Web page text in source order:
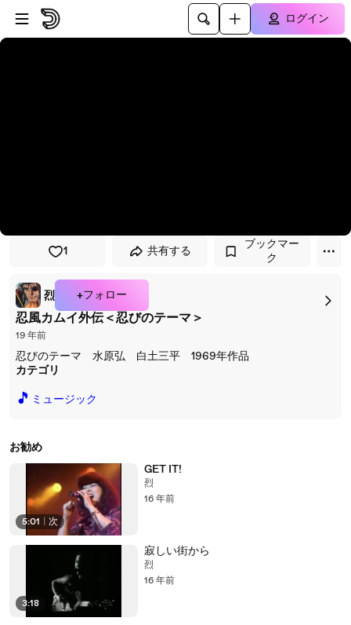
プレイヤーにスキップ
メインコンテンツにスキップ
ログイン
1 共有する
ブックマー
ク
烈 +フォロー
忍風カムイ外伝＜忍びのテーマ＞
19 年前
忍びのテーマ 水原弘 白土三平 1969年作品
カテゴリ
🎵 ミュージック
お勧め
5:01 次
GET IT!
烈
16 年前
3:18
寂しい街から
烈
16 年前